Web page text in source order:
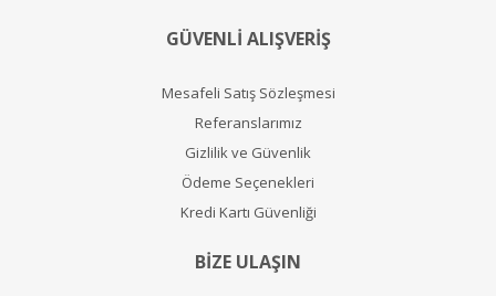
GÜVENLİ ALIŞVERİŞ
Mesafeli Satış Sözleşmesi
Referanslarımız
Gizlilik ve Güvenlik
Ödeme Seçenekleri
Kredi Kartı Güvenliği
BİZE ULAŞIN